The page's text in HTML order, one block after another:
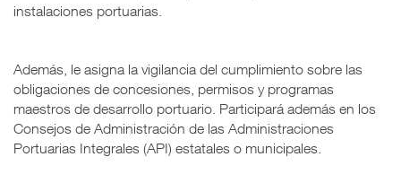
instalaciones portuarias.
Además, le asigna la vigilancia del cumplimiento sobre las
obligaciones de concesiones, permisos y programas
maestros de desarrollo portuario. Participará además en los
Consejos de Administración de las Administraciones
Portuarias Integrales (API) estatales o municipales.